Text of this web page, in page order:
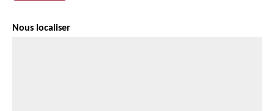
Nous localiser